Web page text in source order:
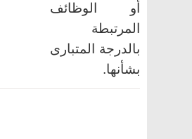
أو الوظائف
المرتبطة
بالدرجة المتبارى
بشأنها.